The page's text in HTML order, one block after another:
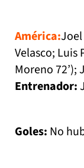
América:
Velasco; Luis
Moreno 72’);
Entrenador:
Goles: No